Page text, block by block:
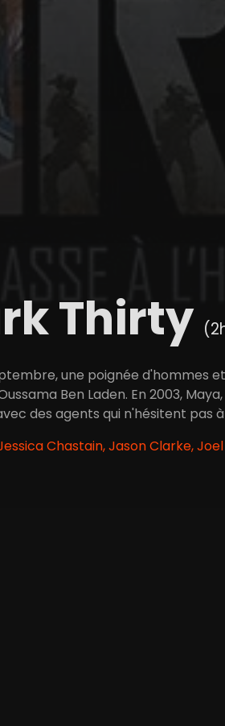
Thirty
une poignée
Ben Laden. En 2003,
des agents qui n'hésitent pas
Chastain, Jason Clarke,